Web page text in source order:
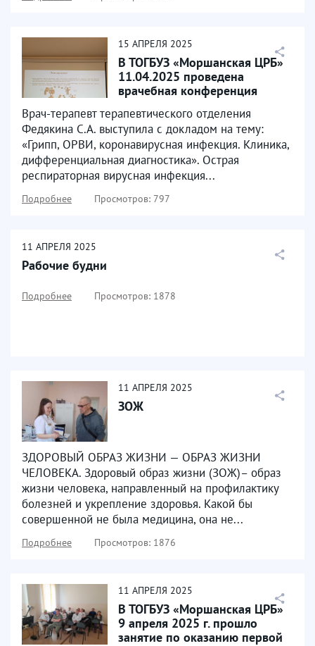
15 АПРЕЛЯ 2025
В ТОГБУЗ «Моршанская ЦРБ»
11.04.2025 проведена
врачебная конференция
Врач-терапевт терапевтического отделения
Федякина С.А. выступила с докладом на тему:
«Грипп, ОРВИ, коронавирусная инфекция. Клиника,
дифференциальная диагностика». Острая
респираторная вирусная инфекция...
Подробнее Просмотров: 797
11 АПРЕЛЯ 2025
Рабочие будни
Подробнее Просмотров: 1878
11 АПРЕЛЯ 2025
ЗОЖ
ЗДОРОВЫЙ ОБРАЗ ЖИЗНИ — ОБРАЗ ЖИЗНИ
ЧЕЛОВЕКА. Здоровый образ жизни (ЗОЖ)– образ
жизни человека, направленный на профилактику
болезней и укрепление здоровья. Какой бы
совершенной не была медицина, она не...
Подробнее Просмотров: 1876
11 АПРЕЛЯ 2025
В ТОГБУЗ «Моршанская ЦРБ»
9 апреля 2025 г. прошло
занятие по оказанию первой